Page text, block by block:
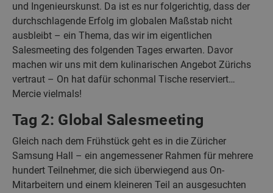
und Ingenieurskunst. Da ist es nur folgerichtig, dass der
durchschlagende Erfolg im globalen Maßstab nicht
ausbleibt – ein Thema, das wir im eigentlichen
Salesmeeting des folgenden Tages erwarten. Davor
machen wir uns mit dem kulinarischen Angebot Zürichs
vertraut – On hat dafür schonmal Tische reserviert…
Mercie vielmals!
Tag 2: Global Salesmeeting
Gleich nach dem Frühstück geht es in die Züricher
Samsung Hall – ein angemessener Rahmen für mehrere
hundert Teilnehmer, die sich überwiegend aus On-
Mitarbeitern und einem kleineren Teil an ausgesuchten